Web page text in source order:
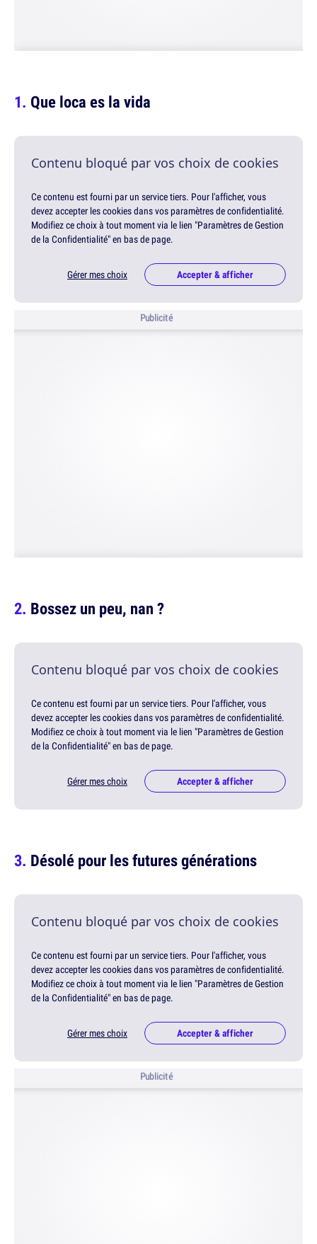
Que loca es la vida
Contenu bloqué par vos choix de cookies
Ce contenu est fourni par un service tiers. Pour l'afficher, vous
devez accepter les cookies dans vos paramètres de confidentialité.
Modifiez ce choix à tout moment via le lien "Paramètres de Gestion
de la Confidentialité" en bas de page.
Gérer mes choix Accepter & afficher
Publicité
Bossez un peu, nan ?
Contenu bloqué par vos choix de cookies
Ce contenu est fourni par un service tiers. Pour l'afficher, vous
devez accepter les cookies dans vos paramètres de confidentialité.
Modifiez ce choix à tout moment via le lien "Paramètres de Gestion
de la Confidentialité" en bas de page.
Gérer mes choix Accepter & afficher
Désolé pour les futures générations
Contenu bloqué par vos choix de cookies
Ce contenu est fourni par un service tiers. Pour l'afficher, vous
devez accepter les cookies dans vos paramètres de confidentialité.
Modifiez ce choix à tout moment via le lien "Paramètres de Gestion
de la Confidentialité" en bas de page.
Gérer mes choix Accepter & afficher
Publicité